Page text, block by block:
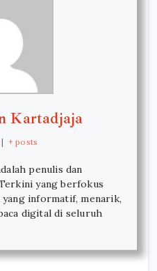
Kartadjaja
| + posts
penulis dan
yang berfokus
informatif, menarik,
digital di seluruh